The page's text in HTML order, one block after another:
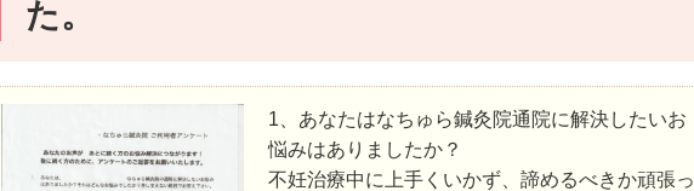
た。
1、あなたはなちゅら鍼灸院通院に解決したいお
悩みはありましたか？
不妊治療中に上手くいかず、諦めるべきか頑張っ